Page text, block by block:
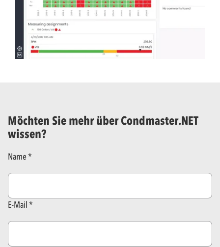
Möchten Sie mehr über Condmaster.NET
wissen?
Name
E-Mail